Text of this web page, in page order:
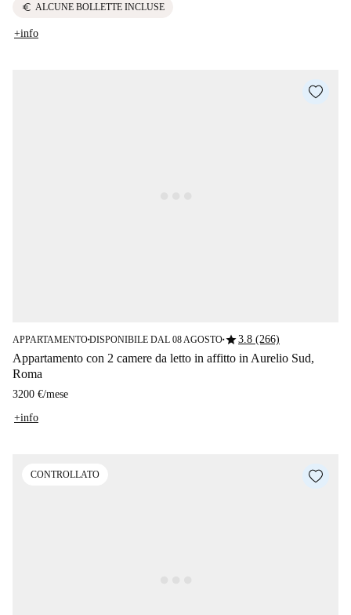
euro ALCUNE BOLLETTE INCLUSE
+info
APPARTAMENTO■DISPONIBILE DAL 08 AGOSTO■star3.8 (266)
Appartamento con 2 camere da letto in affitto in Aurelio Sud,
Roma
3200 €/mese
+info
CONTROLLATO